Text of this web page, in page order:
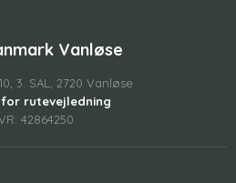
Vanløse
3. SAL, 2720 Vanløse
for rutevejledning
42864250